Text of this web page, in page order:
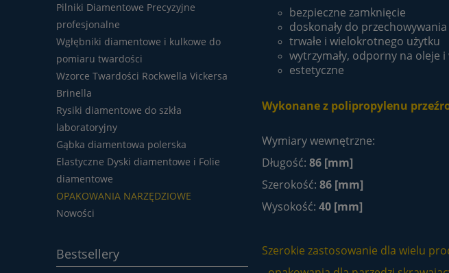
Pilniki Diamentowe Precyzyjne
profesjonalne
Wgłębniki diamentowe i kulkowe do
pomiaru twardości
Wzorce Twardości Rockwella Vickersa
Brinella
Rysiki diamentowe do szkła
laboratoryjny
Gąbka diamentowa polerska
Elastyczne Dyski diamentowe i Folie
diamentowe
OPAKOWANIA NARZĘDZIOWE
Nowości
Bestsellery
bezpieczne zamknięcie
doskonały do
trwałe i wielokrotnego użytku
wytrzymały, odporny na oleje i
estetyczne
Wykonane z polipropylenu
Wymiary wewnętrzne:
Długość: 86 [mm]
Szerokość: 86 [mm]
Wysokość: 40 [mm]
Szerokie zastosowanie dla wielu